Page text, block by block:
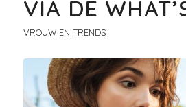
VIA DE
VROUW EN TRENDS